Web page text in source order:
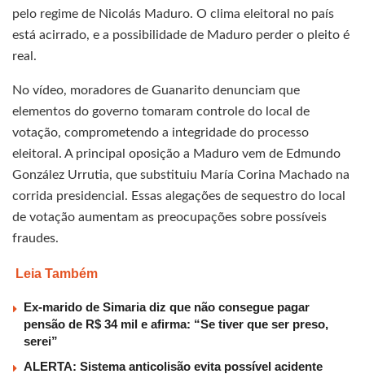
pelo regime de Nicolás Maduro. O clima eleitoral no país
está acirrado, e a possibilidade de Maduro perder o pleito é
real.
No vídeo, moradores de Guanarito denunciam que
elementos do governo tomaram controle do local de
votação, comprometendo a integridade do processo
eleitoral. A principal oposição a Maduro vem de Edmundo
González Urrutia, que substituiu María Corina Machado na
corrida presidencial. Essas alegações de sequestro do local
de votação aumentam as preocupações sobre possíveis
fraudes.
Leia Também
Ex-marido de Simaria diz que não consegue pagar
pensão de R$ 34 mil e afirma: “Se tiver que ser preso,
serei”
ALERTA: Sistema anticolisão evita possível acidente